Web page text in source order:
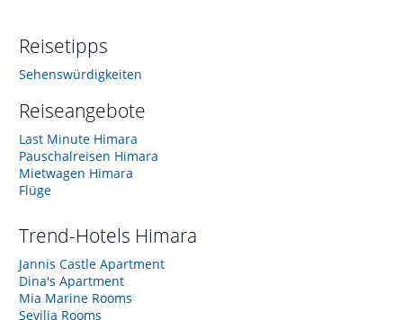
Reisetipps
Sehenswürdigkeiten
Reiseangebote
Last Minute Himara
Pauschalreisen Himara
Mietwagen Himara
Flüge
Trend-Hotels Himara
Jannis Castle Apartment
Dina's Apartment
Mia Marine Rooms
Sevilia Rooms